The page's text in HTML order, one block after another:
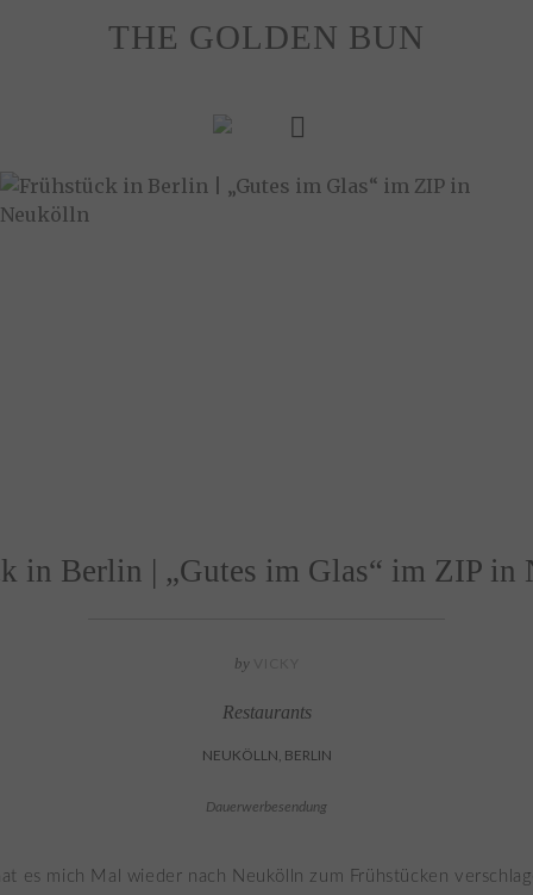
THE GOLDEN BUN
in Berlin | „Gutes im Glas“ im ZIP in
by
Restaurants
NEUKÖLLN, BERLIN
Dauerwerbesendung
es mich Mal wieder nach Neukölln zum Frühstücken